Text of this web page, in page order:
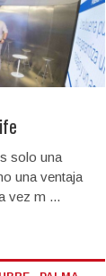
solo una
una ventaja
vez m ...